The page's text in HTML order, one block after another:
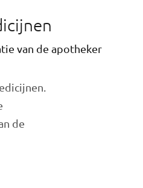
van de apotheker
de